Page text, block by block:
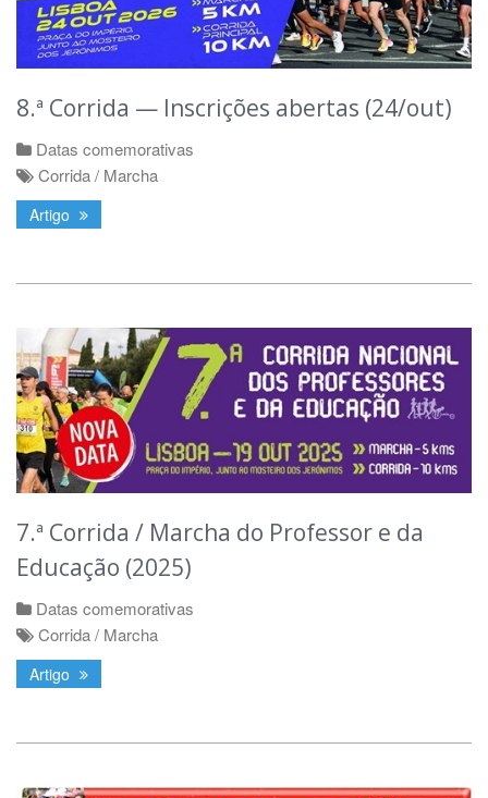
8.ª Corrida — Inscrições abertas (24/out)
Datas comemorativas
Corrida / Marcha
Artigo
7.ª Corrida / Marcha do Professor e da
Educação (2025)
Datas comemorativas
Corrida / Marcha
Artigo